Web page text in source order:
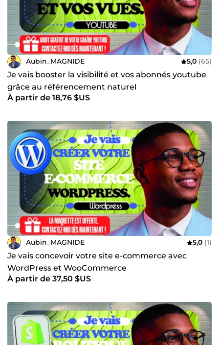
Aubin_MAGNIDE 5,0 (65)
Je vais booster la visibilité et vos abonnés youtube
grâce au référencement naturel
À partir de 18,76 $US
Aubin_MAGNIDE 5,0 (1)
Je vais concevoir votre site e-commerce avec
WordPress et WooCommerce
À partir de 37,50 $US